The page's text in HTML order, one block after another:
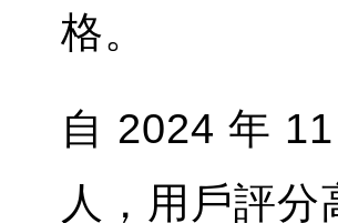
格。
自 2024 年
人，用戶評